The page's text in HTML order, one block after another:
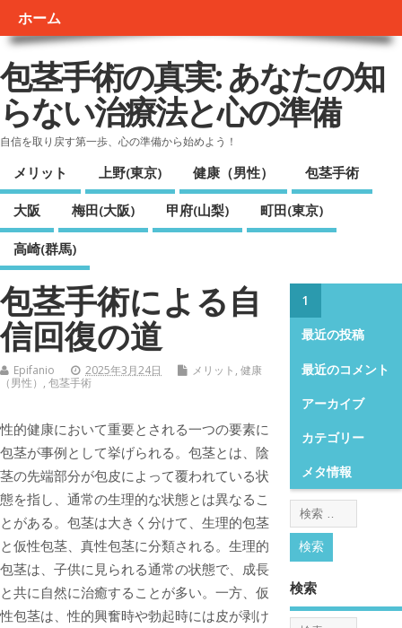
ホーム
包茎手術の真実: あなたの知
らない治療法と心の準備
自信を取り戻す第一歩、心の準備から始めよう！
メリット 上野(東京) 健康（男性） 包茎手術
大阪 梅田(大阪) 甲府(山梨) 町田(東京)
高崎(群馬)
包茎手術による自
信回復の道
Epifanio 2025年3月24日 メリット , 健康
（男性） , 包茎手術
性的健康において重要とされる一つの要素に
包茎が事例として挙げられる。 包茎とは、陰
茎の先端部分が包皮によって覆われている状
態を指し、通常の生理的な状態とは異なるこ
とがある。包茎は大きく分けて、生理的包茎
と仮性包茎、真性包茎に分類される。生理的
包茎は、子供に見られる通常の状態で、成長
と共に自然に治癒することが多い。一方、仮
性包茎は、性的興奮時や勃起時には皮が剥け
1
最近の投稿
最近のコメント
アーカイブ
カテゴリー
メタ情報
検索